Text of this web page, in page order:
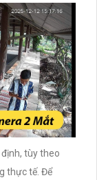
tùy theo
thực tế. Để